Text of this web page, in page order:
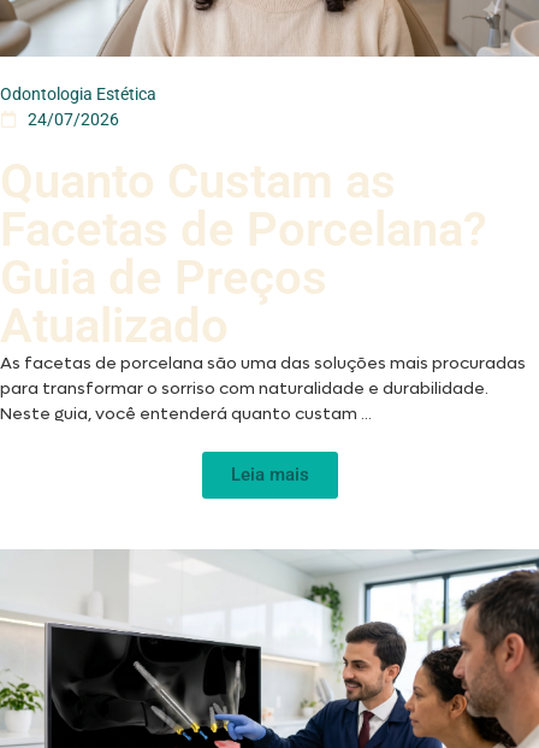
Odontologia Estética
24/07/2026
Quanto Custam as
Facetas de Porcelana?
Guia de Preços
Atualizado
As facetas de porcelana são uma das soluções mais procuradas
para transformar o sorriso com naturalidade e durabilidade.
Neste guia, você entenderá quanto custam ...
Leia mais